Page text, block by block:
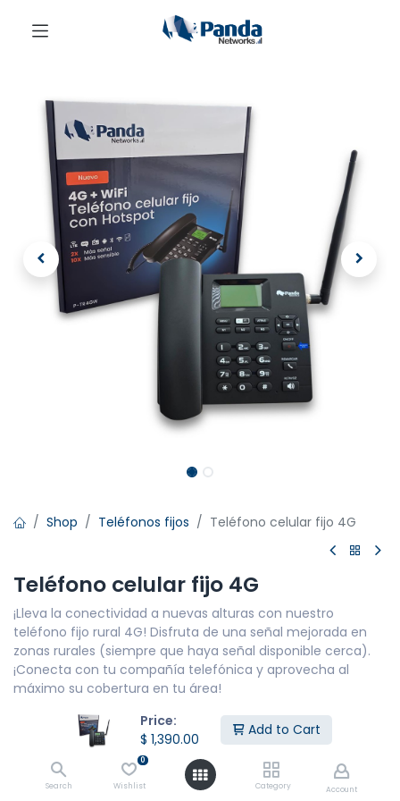
Price:
$ 1,390.00
Add to Cart
Search
0
Wishlist Category Account
Shop Teléfonos fijos Teléfono celular fijo 4G
Teléfono celular fijo 4G
¡Lleva la conectividad a nuevas alturas con nuestro
teléfono fijo rural 4G! Disfruta de una señal mejorada en
zonas rurales (siempre que haya señal disponible cerca).
¡Conecta con tu compañía telefónica y aprovecha al
máximo su cobertura en tu área!
Características principales del teléfono
– GSM 700/850/900/1800/1900 MhZ WCDMA 850/1900
AWS 1700/2100 Mhz.